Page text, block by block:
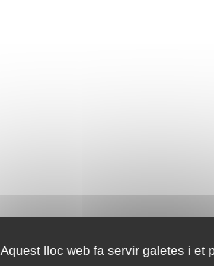
Aquest lloc web fa servir galetes i et